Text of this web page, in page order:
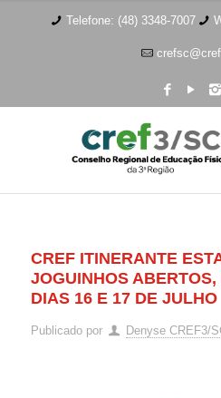
Telefone: (48) 3348-7007
CREF ITINERANTE
JOGUINHOS
DIAS 16 E 17 DE JULHO
Publicado por Denyse CREF3/